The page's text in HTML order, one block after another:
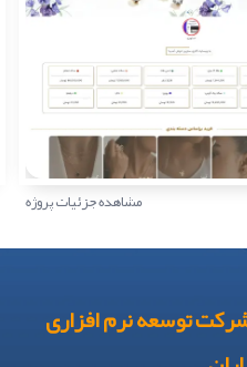
مشاهده جزئیات پروژه
توسعه نرم افزاری